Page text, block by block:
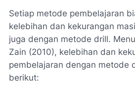
Setiap metode pembelajaran
kelebihan dan kekurangan
juga dengan metode drill.
Zain (2010), kelebihan dan
pembelajaran dengan metode
berikut: